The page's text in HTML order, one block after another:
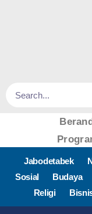
Jabodetabek
Sosial
Budaya
Religi